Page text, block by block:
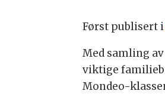
Først publisert
Med samling
viktige
Mondeo-